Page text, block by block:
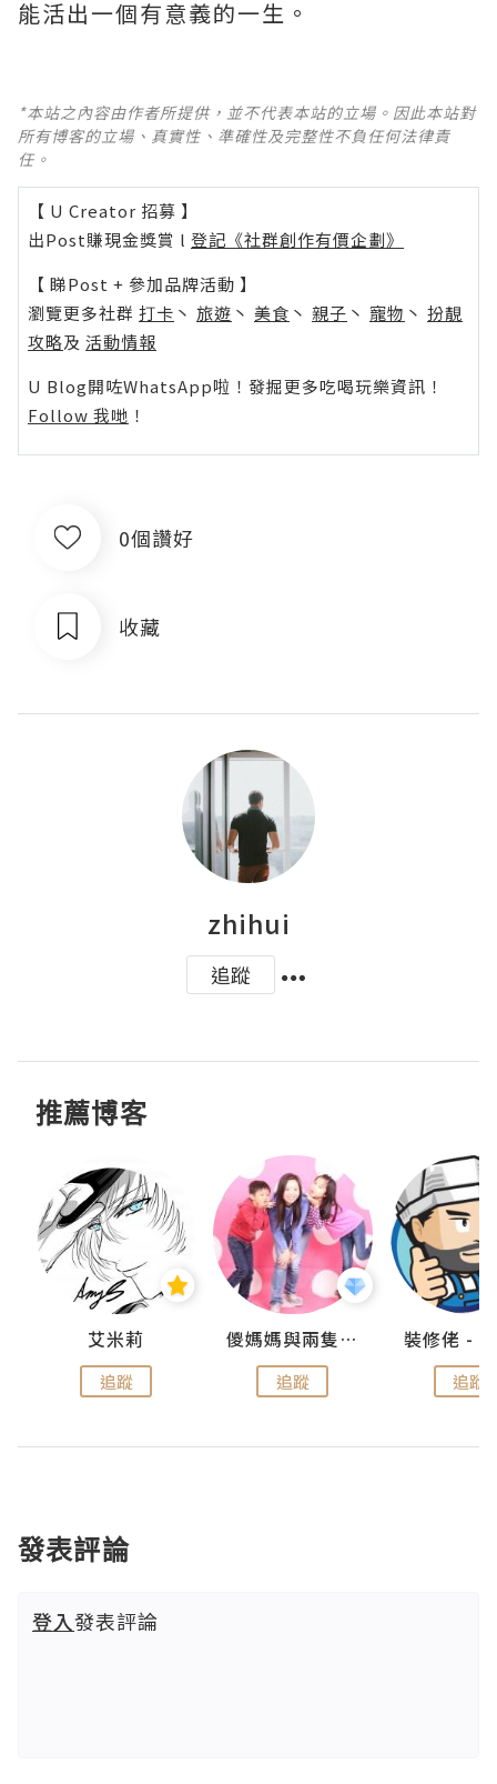
能活出一個有意義的一生。
*本站之內容由作者所提供，並不代表本站的立場。因此本站對
所有博客的立場、真實性、準確性及完整性不負任何法律責
任。
【 U Creator 招募 】
出Post賺現金獎賞 l 登記《社群創作有價企劃》
【 睇Post + 參加品牌活動 】
瀏覽更多社群 打卡 丶 旅遊 丶 美食 丶 親子 丶 寵物 丶 扮靚
攻略及 活動情報
U Blog開咗WhatsApp啦！發掘更多吃喝玩樂資訊！
Follow 我哋 ！
0個讚好
收藏
zhihui
追蹤
推薦博客
艾米莉
追蹤
儍媽媽與兩隻小魔怪之家
追蹤 追蹤
發表評論
登入發表評論